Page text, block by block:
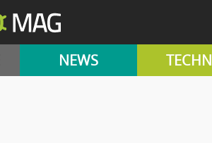
NEWS